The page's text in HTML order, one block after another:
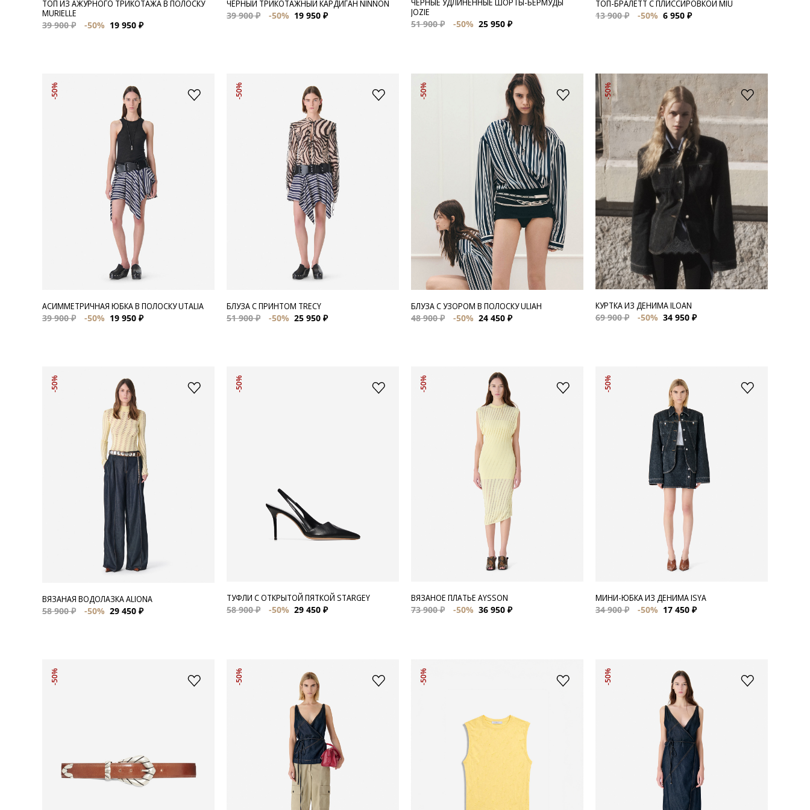
ТОП ИЗ АЖУРНОГО ТРИКОТАЖА В ПОЛОСКУ
MURIELLE
39 900 ₽
-50% 19 950 ₽
ЧЕРНЫЙ ТРИКОТАЖНЫЙ КАРДИГАН NINNON
39 900 ₽
-50% 19 950 ₽
ЧЕРНЫЕ УДЛИНЕННЫЕ ШОРТЫ-БЕРМУДЫ
JOZIE
51 900 ₽
-50% 25 950 ₽
ТОП-БРАЛЕТТ С ПЛИССИРОВКОЙ MIU
13 900 ₽
-50% 6 950 ₽
-50%
АСИММЕТРИЧНАЯ ЮБКА В ПОЛОСКУ UTALIA
39 900 ₽
-50% 19 950 ₽
-50%
БЛУЗА С ПРИНТОМ TRECY
51 900 ₽
-50% 25 950 ₽
-50%
БЛУЗА С УЗОРОМ В ПОЛОСКУ ULIAH
48 900 ₽
-50% 24 450 ₽
-50%
КУРТКА ИЗ ДЕНИМА ILOAN
69 900 ₽
-50% 34 950 ₽
-50%
ВЯЗАНАЯ ВОДОЛАЗКА ALIONA
58 900 ₽
-50% 29 450 ₽
-50%
ТУФЛИ С ОТКРЫТОЙ ПЯТКОЙ STARGEY
58 900 ₽
-50% 29 450 ₽
-50%
ВЯЗАНОЕ ПЛАТЬЕ AYSSON
73 900 ₽
-50% 36 950 ₽
-50%
МИНИ-ЮБКА ИЗ ДЕНИМА ISYA
34 900 ₽
-50% 17 450 ₽
-50% -50% -50% -50%